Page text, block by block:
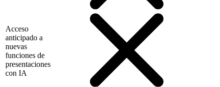
Acceso
anticipado a
nuevas
funciones de
presentaciones
con IA